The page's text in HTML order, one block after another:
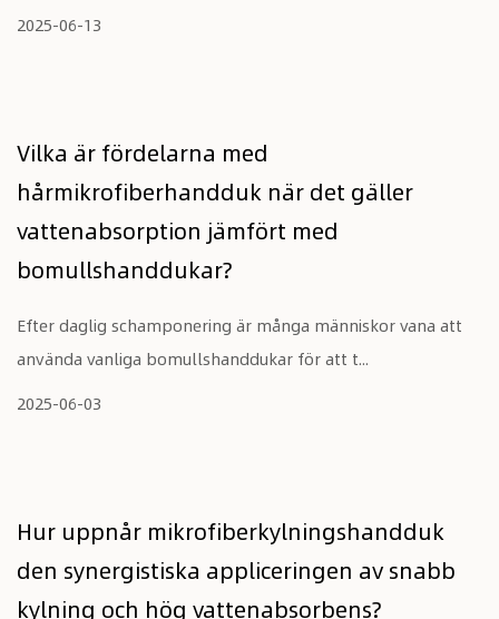
2025-06-13
Vilka är fördelarna med
hårmikrofiberhandduk när det gäller
vattenabsorption jämfört med
bomullshanddukar?
Efter daglig schamponering är många människor vana att
använda vanliga bomullshanddukar för att t...
2025-06-03
Hur uppnår mikrofiberkylningshandduk
den synergistiska appliceringen av snabb
kylning och hög vattenabsorbens?